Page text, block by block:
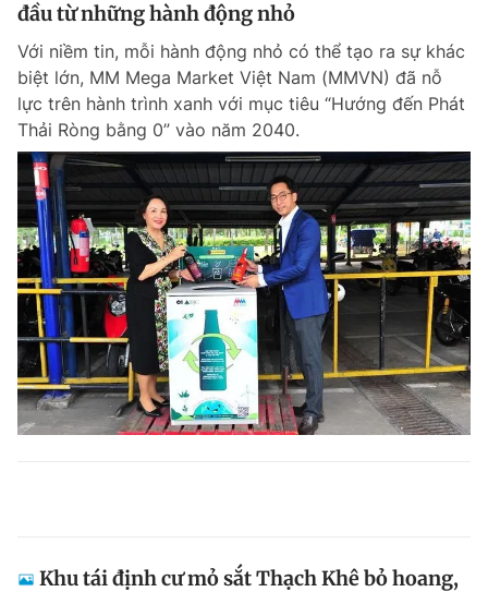
đầu từ những hành động nhỏ
Với niềm tin, mỗi hành động nhỏ có thể tạo ra sự khác
biệt lớn, MM Mega Market Việt Nam (MMVN) đã nỗ
lực trên hành trình xanh với mục tiêu “Hướng đến Phát
Thải Ròng bằng 0” vào năm 2040.
Khu tái định cư mỏ sắt Thạch Khê bỏ hoang,